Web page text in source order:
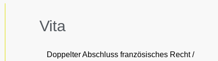
Vita
Doppelter Abschluss französisches Recht /